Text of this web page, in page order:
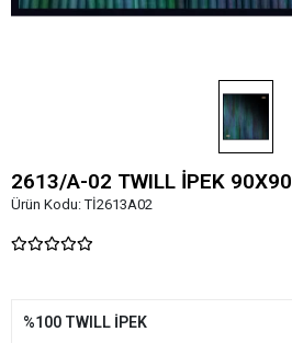
2613/A-02 TWILL İPEK 90X90
Ürün Kodu:Tİ2613A02
%100 TWILL İPEK